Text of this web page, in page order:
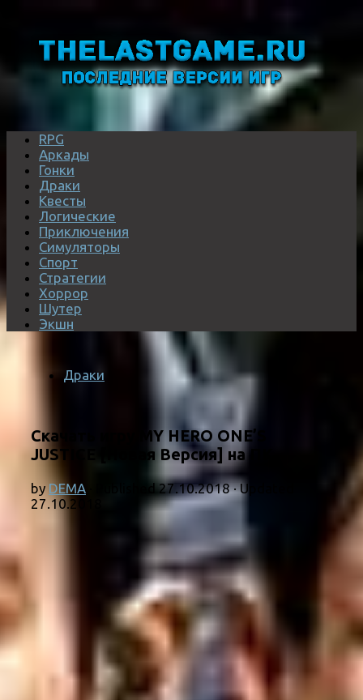
RPG
Аркады
Гонки
Драки
Квесты
Логические
Приключения
Симуляторы
Спорт
Стратегии
Хоррор
Шутер
Экшн
Драки
Скачать игру MY HERO ONE’S
JUSTICE [Новая Версия] на ПК
by DEMA · Published27.10.2018· Updated
27.10.2018